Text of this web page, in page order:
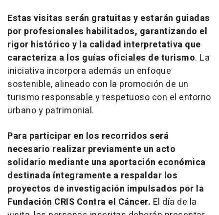
Estas visitas serán gratuitas y estarán guiadas
por profesionales habilitados, garantizando el
rigor histórico y la calidad interpretativa que
caracteriza a los guías oficiales de turismo. La
iniciativa incorpora además un enfoque
sostenible, alineado con la promoción de un
turismo responsable y respetuoso con el entorno
urbano y patrimonial.
Para participar en los recorridos será
necesario realizar previamente un acto
solidario mediante una aportación económica
destinada íntegramente a respaldar los
proyectos de investigación impulsados por la
Fundación CRIS Contra el Cáncer. El día de la